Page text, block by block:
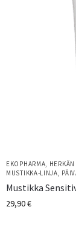
EKOPHARMA,
MUSTIKKA-LINJA,
Mustikka
29,90€